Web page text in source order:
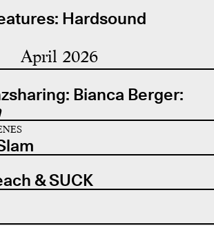
Hardsound
April 2026
Bianca Berger:
& SUCK